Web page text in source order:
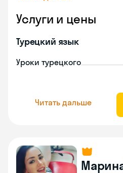
Услуги и цены
Турецкий язык
Уроки турецкого
Читать дальше